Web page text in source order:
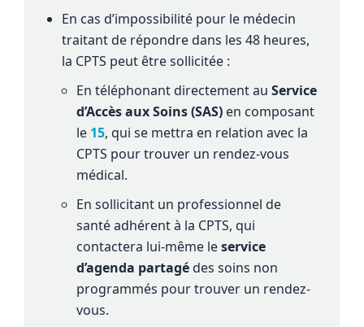
En cas d’impossibilité pour le médecin
traitant de répondre dans les 48 heures,
la CPTS peut être sollicitée :
En téléphonant directement au Service
d’Accès aux Soins (SAS) en composant
le 15, qui se mettra en relation avec la
CPTS pour trouver un rendez-vous
médical.
En sollicitant un professionnel de
santé adhérent à la CPTS, qui
contactera lui-même leservice
d’agenda partagédes soins non
programmés pour trouver un rendez-
vous.